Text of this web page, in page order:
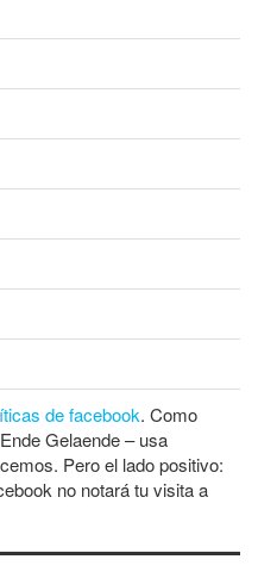
de facebook. Como
Gelaende – usa
Pero el lado positivo:
no notará tu visita a